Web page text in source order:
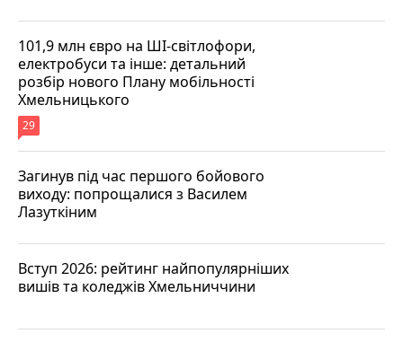
101,9 млн євро на ШІ-світлофори,
електробуси та інше: детальний
розбір нового Плану мобільності
Хмельницького
29
Загинув під час першого бойового
виходу: попрощалися з Василем
Лазуткіним
Вступ 2026: рейтинг найпопулярніших
вишів та коледжів Хмельниччини